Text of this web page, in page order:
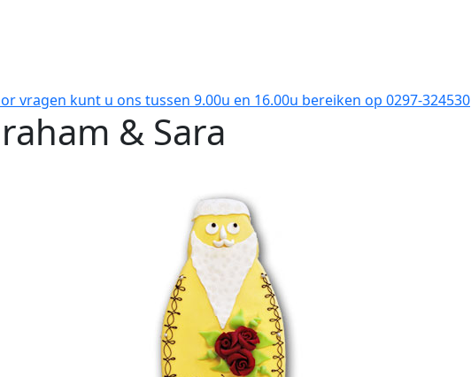
vragen kunt u ons tussen 9.00u en 16.00u bereiken op 0297-324530
& Sara